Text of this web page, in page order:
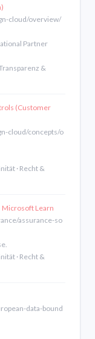
cloud/overview/
Partner
&
(Customer
cloud/concepts/o
· Recht &
Microsoft Learn
assurance-so
· Recht &
data-bound